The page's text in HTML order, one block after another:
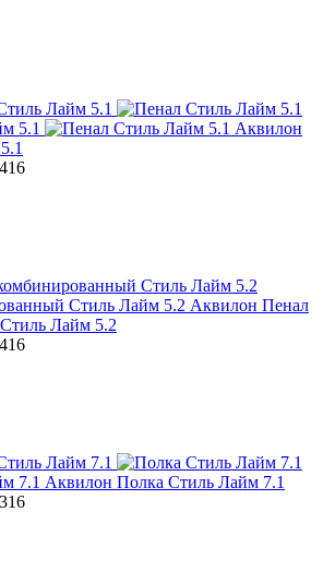
Аквилон
Аквилон Пенал
Лайм 5.2
Аквилон Полка Стиль Лайм 7.1